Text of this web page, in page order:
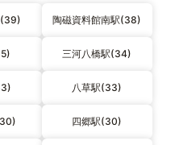
(39) 陶磁資料館南駅(38)
三河八橋駅(34)
八草駅(33)
四郷駅(30)